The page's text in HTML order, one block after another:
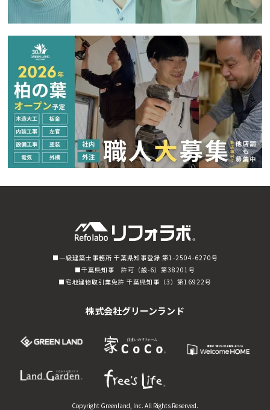
一級建築士事務所 千葉県知事登録 第1-2504-6270号
千葉県知事 許可（般-6）第38201号
宅地建物取引業免許 千葉県知事（3）第16922号
株式会社グリーンランド
Copyright Greenland, Inc. All Rights Reserved.